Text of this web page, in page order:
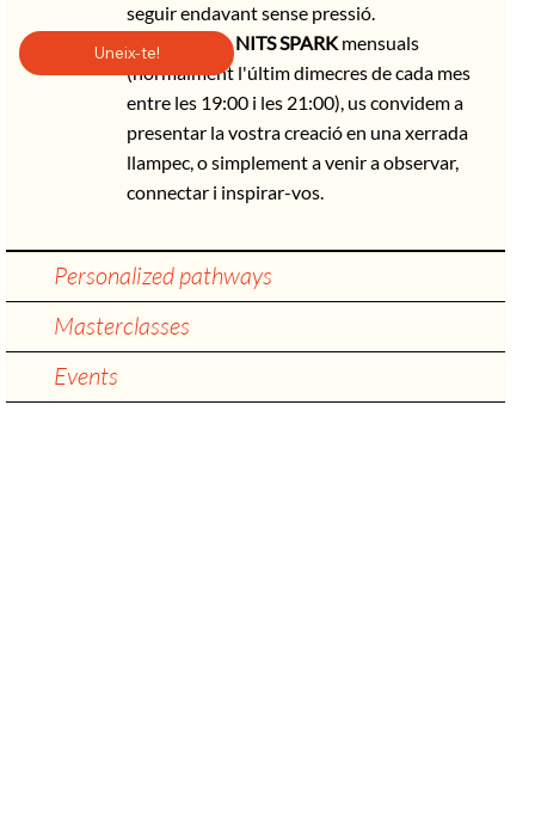
seguir endavant sense pressió.
A les nostresNITS SPARKmensuals
(normalment l'últim dimecres de cada mes
entre les 19:00 i les 21:00), us convidem a
presentar la vostra creació en una xerrada
llampec, o simplement a venir a observar,
connectar i inspirar-vos.
Personalized pathways
Masterclasses
Events
Uneix-te!